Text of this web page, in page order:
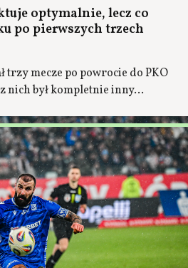
optymalnie, lecz co
po pierwszych trzech
trzy mecze po powrocie do PKO
nich był kompletnie inny...